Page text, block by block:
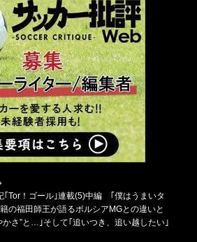
｢Tor！ゴール｣連載(5)中編 ｢僕はうまいタ
の福田師王が語るボルシアMGとの違いと
かさ”と…｣そして｢追いつき、追い越したい｣